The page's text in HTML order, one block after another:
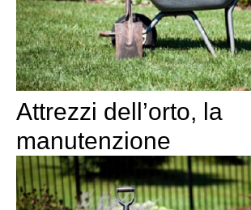
Attrezzi dell’orto, la
manutenzione